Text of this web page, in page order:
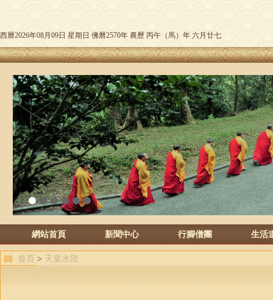
西曆2026年08月09日 星期日 佛曆2570年 農歷 丙午（馬）年 六月廿七
1 2 3 4 5 6
網站首頁 新聞中心 行腳僧團 生活
首页 > 天童水陸